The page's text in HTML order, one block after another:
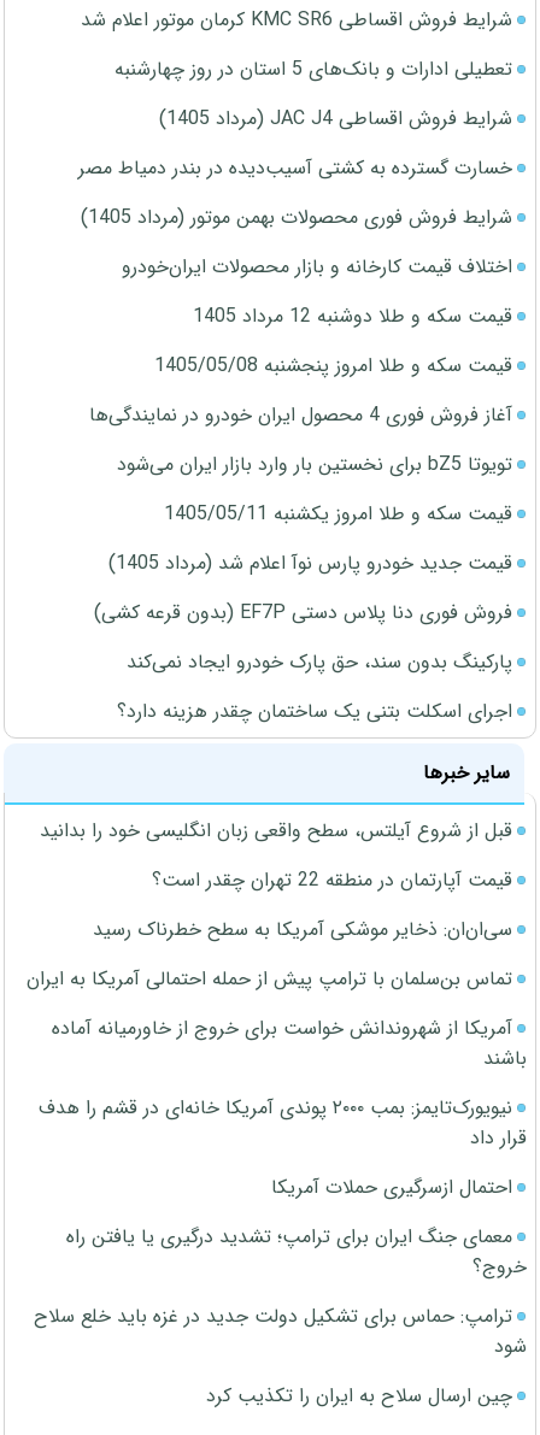
شرایط فروش اقساطی KMC SR6 کرمان موتور اعلام شد
تعطیلی ادارات و بانک‌های 5 استان در روز چهارشنبه
شرایط فروش اقساطی JAC J4 (مرداد 1405)
خسارت گسترده به کشتی آسیب‌دیده در بندر دمیاط مصر
شرایط فروش فوری محصولات بهمن موتور (مرداد 1405)
اختلاف قیمت کارخانه و بازار محصولات ایران‌خودرو
قیمت سکه و طلا دوشنبه 12 مرداد 1405
قیمت سکه و طلا امروز پنجشنبه 1405/05/08
آغاز فروش فوری 4 محصول ایران خودرو در نمایندگی‌ها
تویوتا bZ5 برای نخستین بار وارد بازار ایران می‌شود
قیمت سکه و طلا امروز یکشنبه 1405/05/11
قیمت جدید خودرو پارس نوآ اعلام شد (مرداد 1405)
فروش فوری دنا پلاس دستی EF7P (بدون قرعه کشی)
پارکینگ بدون سند، حق پارک خودرو ایجاد نمی‌کند
اجرای اسکلت بتنی یک ساختمان چقدر هزینه دارد؟
سایر خبرها
قبل از شروع آیلتس، سطح واقعی زبان انگلیسی خود را بدانید
قیمت آپارتمان در منطقه 22 تهران چقدر است؟
سی‌ان‌ان: ذخایر موشکی آمریکا به سطح خطرناک رسید
تماس بن‌سلمان با ترامپ پیش از حمله احتمالی آمریکا به ایران
آمریکا از شهروندانش خواست برای خروج از خاورمیانه آماده
باشند
نیویورک‌تایمز: بمب ۲۰۰۰ پوندی آمریکا خانه‌ای در قشم را هدف
قرار داد
احتمال ازسرگیری حملات آمریکا
معمای جنگ ایران برای ترامپ؛ تشدید درگیری یا یافتن راه
خروج؟
ترامپ: حماس برای تشکیل دولت جدید در غزه باید خلع سلاح
شود
چین ارسال سلاح به ایران را تکذیب کرد